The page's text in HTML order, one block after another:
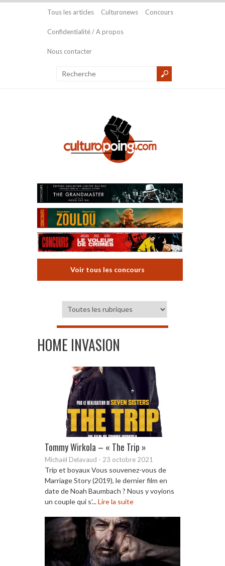
Tous les articles Culturonews Concours
Confidentialité / A propos
Nous contacter
Voir tous les concours
HOME INVASION
Tommy Wirkola – « The Trip »
Michaël Delavaud - 23 octobre 2021
Trip et boyaux Vous souvenez-vous de
Marriage Story (2019), le dernier film en
date de Noah Baumbach ? Nous y voyions
un couple qui s’...Lire la suite